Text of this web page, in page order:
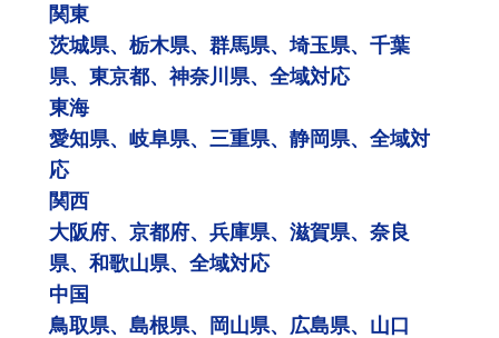
関東
茨城県、栃木県、群馬県、埼玉県、千葉
県、東京都、神奈川県、全域対応
東海
愛知県、岐阜県、三重県、静岡県、全域対
応
関西
大阪府、京都府、兵庫県、滋賀県、奈良
県、和歌山県、全域対応
中国
鳥取県、島根県、岡山県、広島県、山口